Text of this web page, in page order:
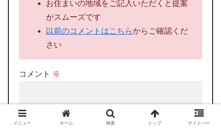
お住まいの地域をご記入いただくと提案
がスムーズです
以前のコメントはこちらからご確認くだ
さい
コメント ※
メニュー ホーム 検索 トップ サイドバー